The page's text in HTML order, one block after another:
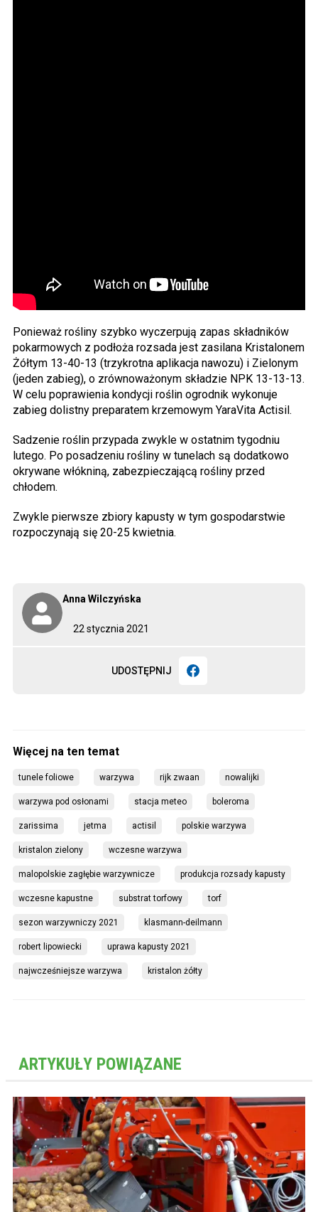
22 stycznia 2021
Anna Wilczyńska
UDOSTĘPNIJ
Ponieważ rośliny szybko wyczerpują zapas składników
pokarmowych z podłoża rozsada jest zasilana Kristalonem
Żółtym 13-40-13 (trzykrotna aplikacja nawozu) i Zielonym
(jeden zabieg), o zrównoważonym składzie NPK 13-13-13.
W celu poprawienia kondycji roślin ogrodnik wykonuje
zabieg dolistny preparatem krzemowym YaraVita Actisil.
Sadzenie roślin przypada zwykle w ostatnim tygodniu
lutego. Po posadzeniu rośliny w tunelach są dodatkowo
okrywane włókniną, zabezpieczającą rośliny przed
chłodem.
Zwykle pierwsze zbiory kapusty w tym gospodarstwie
rozpoczynają się 20-25 kwietnia.
tunele foliowe warzywa rijk zwaan nowalijki
warzywa pod osłonami stacja meteo boleroma
zarissima jetma actisil polskie warzywa
kristalon zielony wczesne warzywa
malopolskie zagłębie warzywnicze produkcja rozsady kapusty
wczesne kapustne substrat torfowy torf
sezon warzywniczy 2021 klasmann-deilmann
robert lipowiecki uprawa kapusty 2021
najwcześniejsze warzywa kristalon żółty
ARTYKUŁY POWIĄZANE